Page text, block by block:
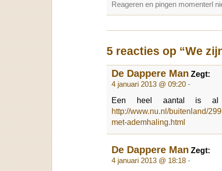
Reageren en pingen momenterl
5 reacties op “We
De Dappere Man Zegt:
4 januari 2013 @ 09:20 -
Een heel aantal is
http://www.nu.nl/buitenland/
met-ademhaling.html
De Dappere Man Zegt:
4 januari 2013 @ 18:18 -